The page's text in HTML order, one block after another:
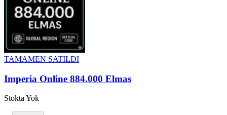
TAMAMEN SATILDI
Imperia Online 884.000 Elmas
Stokta Yok